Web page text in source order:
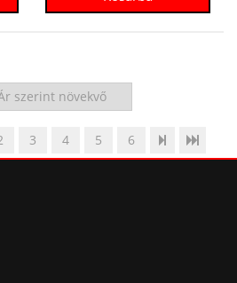
3 4 5 6